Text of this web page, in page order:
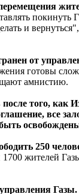
покинуть
и
от
готовы
амнистию.
после того, как
все
250
жителей
Газы.